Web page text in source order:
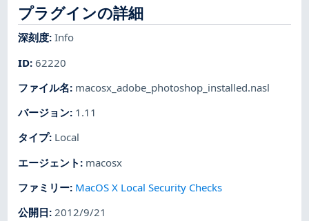
プラグインの詳細
深刻度:Info
ID:62220
ファイル名: macosx_adobe_photoshop_installed.nasl
バージョン: 1.11
タイプ: Local
エージェント : macosx
ファミリー: MacOS X Local Security Checks
公開日:2012/9/21